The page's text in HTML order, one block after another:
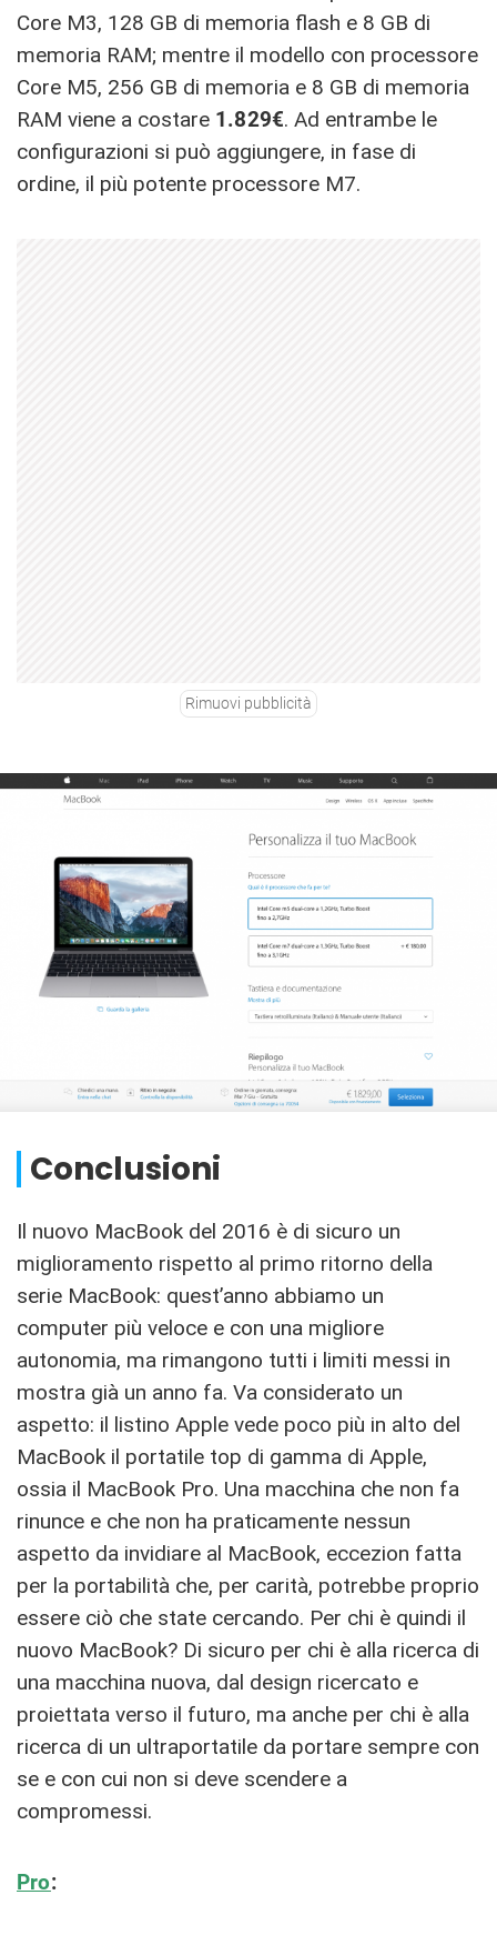
Core M3, 128 GB di memoria flash e 8 GB di
memoria RAM; mentre il modello con processore
Core M5, 256 GB di memoria e 8 GB di memoria
RAM viene a costare 1.829€. Ad entrambe le
configurazioni si può aggiungere, in fase di
ordine, il più potente processore M7.
Rimuovi pubblicità
Conclusioni
Il nuovo MacBook del 2016 è di sicuro un
miglioramento rispetto al primo ritorno della
serie MacBook: quest’anno abbiamo un
computer più veloce e con una migliore
autonomia, ma rimangono tutti i limiti messi in
mostra già un anno fa. Va considerato un
aspetto: il listino Apple vede poco più in alto del
MacBook il portatile top di gamma di Apple,
ossia il MacBook Pro. Una macchina che non fa
rinunce e che non ha praticamente nessun
aspetto da invidiare al MacBook, eccezion fatta
per la portabilità che, per carità, potrebbe proprio
essere ciò che state cercando. Per chi è quindi il
nuovo MacBook? Di sicuro per chi è alla ricerca di
una macchina nuova, dal design ricercato e
proiettata verso il futuro, ma anche per chi è alla
ricerca di un ultraportatile da portare sempre con
se e con cui non si deve scendere a
compromessi.
Pro: